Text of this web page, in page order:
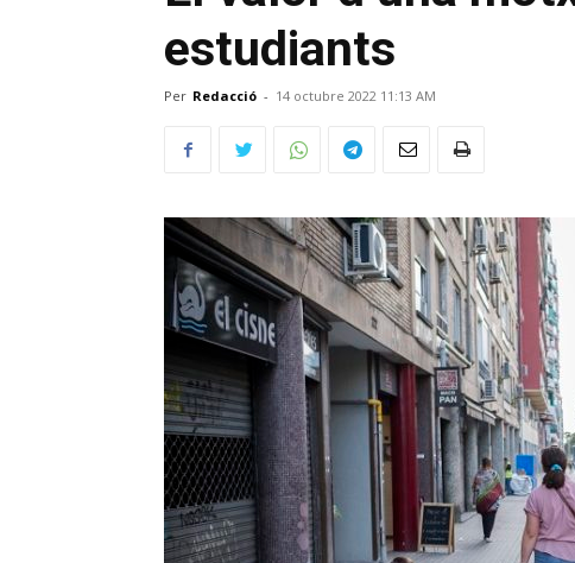
estudiants
Per Redacció - 14 octubre 2022 11:13 AM